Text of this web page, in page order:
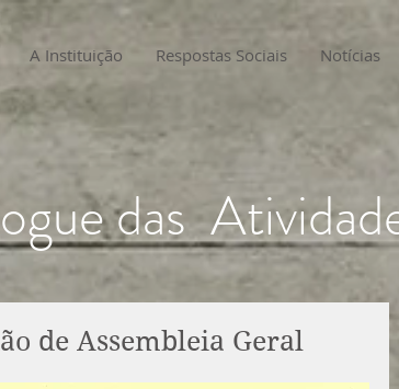
A Instituição Respostas Sociais Notícias
de Assembleia Geral
das